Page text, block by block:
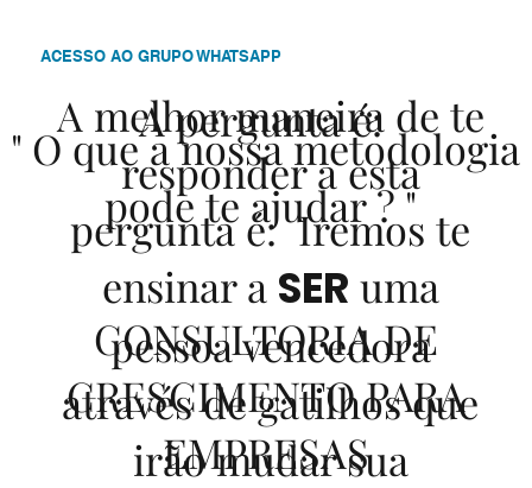
ACESSO AO GRUPO WHATSAPP
A pergunta é:
" O que a nossa metodologia
pode te ajudar ? "
A melhor maneira de te
responder a esta
pergunta é: Iremos te
ensinar a SER uma
pessoa vencedora
através de gatilhos que
irão mudar sua
CONSULTORIA DE
CRESCIMENTO PARA
EMPRESAS